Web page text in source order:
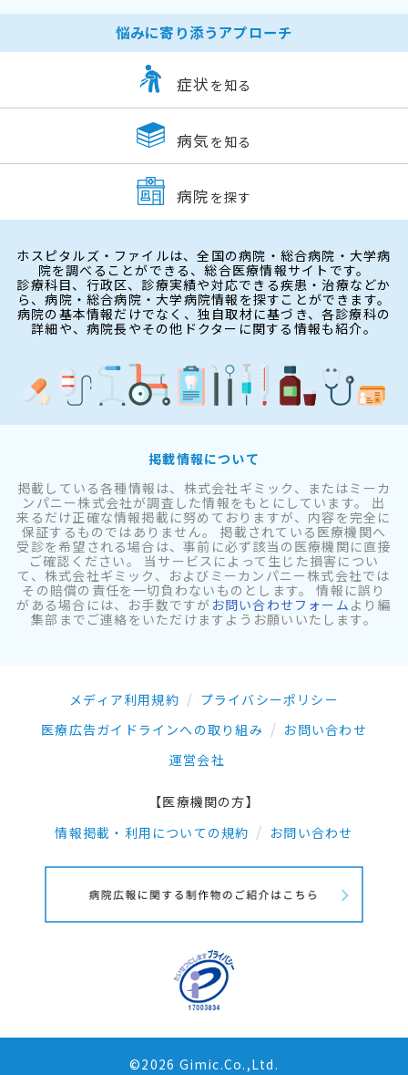
悩みに寄り添うアプローチ
症状 を知る
病気 を知る
病院 を探す
ホスピタルズ・ファイルは、全国の病院・総合病院・大学病
院を調べることができる、総合医療情報サイトです。
診療科目、行政区、診療実績や対応できる疾患・治療などか
ら、病院・総合病院・大学病院情報を探すことができます。
病院の基本情報だけでなく、独自取材に基づき、各診療科の
詳細や、病院長やその他ドクターに関する情報も紹介。
掲載情報について
掲載している各種情報は、株式会社ギミック、またはミーカ
ンパニー株式会社が調査した情報をもとにしています。 出
来るだけ正確な情報掲載に努めておりますが、内容を完全に
保証するものではありません。 掲載されている医療機関へ
受診を希望される場合は、事前に必ず該当の医療機関に直接
ご確認ください。 当サービスによって生じた損害につい
て、株式会社ギミック、およびミーカンパニー株式会社では
その賠償の責任を一切負わないものとします。 情報に誤り
がある場合には、お手数ですが お問い合わせフォーム より編
集部までご連絡をいただけますようお願いいたします。
メディア利用規約
プライバシーポリシー
医療広告ガイドラインへの取り組み
お問い合わせ
運営会社
【医療機関の方】
情報掲載・利用についての規約
お問い合わせ
©2026 Gimic.Co.,Ltd.